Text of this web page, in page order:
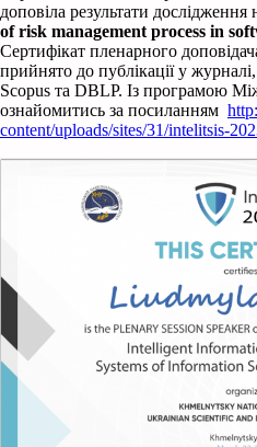
доповіла результати дослідження
of risk management process in
Сертифікат пленарного
прийнято до публікації у
Scopus та DBLP. Із програмою
ознайомитись за посиланням
content/uploads/sites/31/intelitsis-